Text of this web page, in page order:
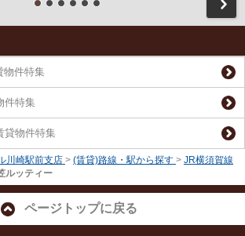
物件特集
件特集
貸物件特集
川崎駅前支店 > (賃貸)路線・駅から探す > JR横須賀線
ルッティー
ページトップに戻る